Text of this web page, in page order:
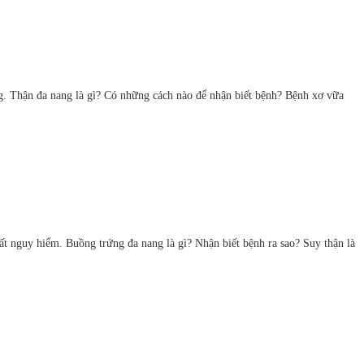
đa nang là gì? Có những cách nào để nhận biết bệnh? Bệnh xơ vữa
hiểm. Buồng trứng đa nang là gì? Nhận biết bệnh ra sao? Suy thận là